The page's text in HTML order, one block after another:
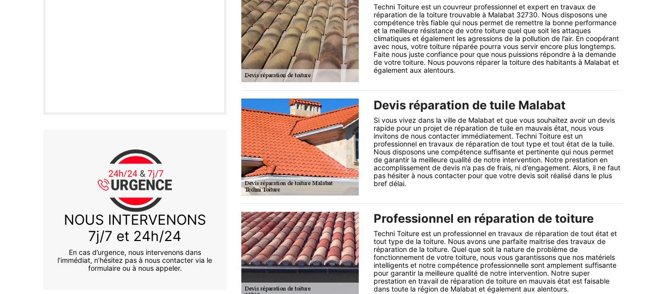
NOUS INTERVENONS
7j/7 et 24h/24
En cas d’urgence, nous intervenons dans
l’immédiat, n’hésitez pas à nous contacter via le
formulaire ou à nous appeler.
Techni Toiture est un couvreur professionnel et expert en travaux de
réparation de la toiture trouvable à Malabat 32730. Nous disposons une
compétence très fiable qui nous permet de remettre la bonne performance
et la meilleure résistance de votre toiture quel que soit les attaques
climatiques et également les agressions de la pollution de l’air. En coopérant
avec nous, votre toiture réparée pourra vous servir encore plus longtemps.
Faite nous juste confiance pour que nous puissions répondre à la demande
de votre toiture. Nous pouvons réparer la toiture des habitants à Malabat et
également aux alentours.
Devis réparation de tuile Malabat
Si vous vivez dans la ville de Malabat et que vous souhaitez avoir un devis
rapide pour un projet de réparation de tuile en mauvais état, nous vous
invitons de nous contacter immédiatement. Techni Toiture est un
professionnel en travaux de réparation de tout type et tout état de la tuile.
Nous disposons une compétence suffisante et pertinente qui nous permet
de garantir la meilleure qualité de notre intervention. Notre prestation en
accomplissement de devis n’a pas de frais, ni d’engagement. Alors, il ne faut
pas hésiter à nous contacter pour que votre devis soit réalisé dans le plus
bref délai.
Professionnel en réparation de toiture
Techni Toiture est un professionnel en travaux de réparation de tout état et
tout type de la toiture. Nous avons une parfaite maitrise des travaux de
réparation de la toiture. Quel que soit la nature de problème de
fonctionnement de votre toiture, nous vous garantissons que nos matériels
intelligents et notre compétence professionnelle sont amplement suffisante
pour garantir la meilleure qualité de notre intervention. Notre super
prestation en travail de réparation de toiture en mauvais état est faisable
dans toute la région de Malabat et également aux alentours.